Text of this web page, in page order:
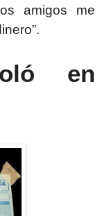
amigos me
en